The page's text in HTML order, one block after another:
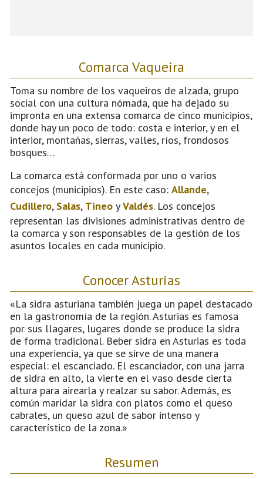
Comarca Vaqueira
Toma su nombre de los vaqueiros de alzada, grupo
social con una cultura nómada, que ha dejado su
impronta en una extensa comarca de cinco municipios,
donde hay un poco de todo: costa e interior, y en el
interior, montañas, sierras, valles, ríos, frondosos
bosques…
La comarca está conformada por uno o varios
concejos (municipios). En este caso: Allande,
Cudillero, Salas, Tineo yValdés. Los concejos
representan las divisiones administrativas dentro de
la comarca y son responsables de la gestión de los
asuntos locales en cada municipio.
Conocer Asturias
«La sidra asturiana también juega un papel destacado
en la gastronomía de la región. Asturias es famosa
por sus llagares, lugares donde se produce la sidra
de forma tradicional. Beber sidra en Asturias es toda
una experiencia, ya que se sirve de una manera
especial: el escanciado. El escanciador, con una jarra
de sidra en alto, la vierte en el vaso desde cierta
altura para airearla y realzar su sabor. Además, es
común maridar la sidra con platos como el queso
cabrales, un queso azul de sabor intenso y
característico de la zona.»
Resumen